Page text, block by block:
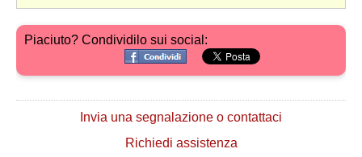
Piaciuto? Condividilo sui social:
Invia una segnalazione o contattaci
Richiedi assistenza